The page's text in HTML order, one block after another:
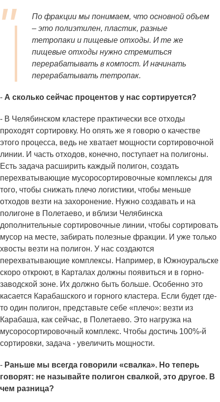
По фракции мы понимаем, что основной объем
– это полиэтилен, пластик, разные
тетропаки и пищевые отходы. И те же
пищевые отходы нужно стремиться
перерабатывать в компост. И начинать
перерабатывать тетропак.
- А сколько сейчас процентов у нас сортируется?
- В Челябинском кластере практически все отходы
проходят сортировку. Но опять же я говорю о качестве
этого процесса, ведь не хватает мощности сортировочной
линии. И часть отходов, конечно, поступает на полигоны.
Есть задача расширить каждый полигон, создать
перехватывающие мусоросортировочные комплексы для
того, чтобы снижать плечо логистики, чтобы меньше
отходов везти на захоронение. Нужно создавать и на
полигоне в Полетаево, и вблизи Челябинска
дополнительные сортировочные линии, чтобы сортировать
мусор на месте, забирать полезные фракции. И уже только
хвосты везти на полигон. У нас создаются
перехватывающие комплексы. Например, в Южноуральске
скоро откроют, в Карталах должны появиться и в горно-
заводской зоне. Их должно быть больше. Особенно это
касается Карабашского и горного кластера. Если будет где-
то один полигон, представьте себе «плечо»: везти из
Карабаша, как сейчас, в Полетаево. Это нагрузка на
мусоросортировочный комплекс. Чтобы достичь 100%-й
сортировки, задача - увеличить мощности.
- Раньше мы всегда говорили «свалка». Но теперь
говорят: не называйте полигон свалкой, это другое. В
чем разница?